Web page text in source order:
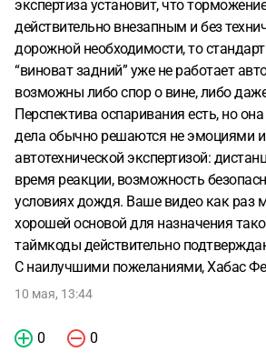
экспертиза установит, что
действительно внезапным и без
дорожной необходимости, то
“виноват задний” уже не работает
возможны либо спор о вине, либо
Перспектива оспаривания есть, но она
дела обычно решаются не эмоциями
автотехнической экспертизой:
время реакции, возможность
условиях дождя. Ваше видео как раз
хорошей основой для назначения
таймкоды действительно
С наилучшими пожеланиями, Хабас
10 мая, 13:44
0 0